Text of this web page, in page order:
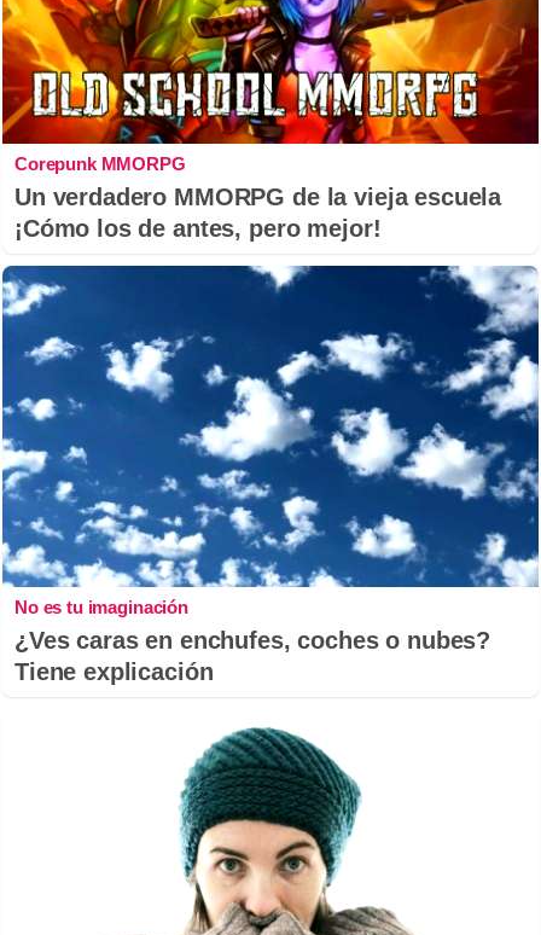
Corepunk MMORPG
Un verdadero MMORPG de la vieja escuela
¡Cómo los de antes, pero mejor!
No es tu imaginación
¿Ves caras en enchufes, coches o nubes?
Tiene explicación